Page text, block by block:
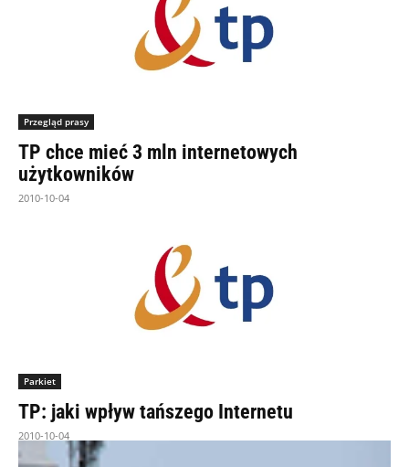
Przegląd prasy
TP chce mieć 3 mln internetowych
użytkowników
2010-10-04
Parkiet
TP: jaki wpływ tańszego Internetu
2010-10-04